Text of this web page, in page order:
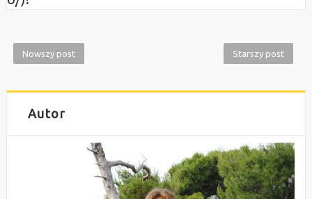
Nowszy post Starszy post
Autor